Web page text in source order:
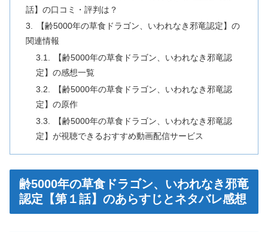
話】の口コミ・評判は？
【齢5000年の草食ドラゴン、いわれなき邪竜認定】の
関連情報
【齢5000年の草食ドラゴン、いわれなき邪竜認
定】の感想一覧
【齢5000年の草食ドラゴン、いわれなき邪竜認
定】の原作
【齢5000年の草食ドラゴン、いわれなき邪竜認
定】が視聴できるおすすめ動画配信サービス
齢5000年の草食ドラゴン、いわれなき邪竜
認定【第１話】のあらすじとネタバレ感想